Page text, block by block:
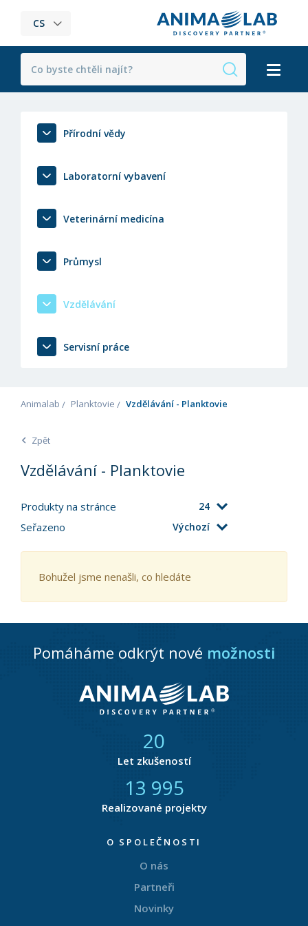
CS
Přírodní vědy
Laboratorní vybavení
Veterinární medicína
Průmysl
Vzdělávání
Servisní práce
Animalab Planktovie Vzdělávání - Planktovie
Zpět
Vzdělávání - Planktovie
Produkty na stránce 24
Seřazeno Výchozí
Bohužel jsme nenašli, co hledáte
Pomáháme odkrýt nové možnosti
21
Let zkušeností
14 422
Realizované projekty
O SPOLEČNOSTI
O nás
Partneři
Novinky